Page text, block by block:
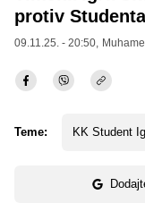
protiv
09.11.25. - 20:50,
Teme: KK Student